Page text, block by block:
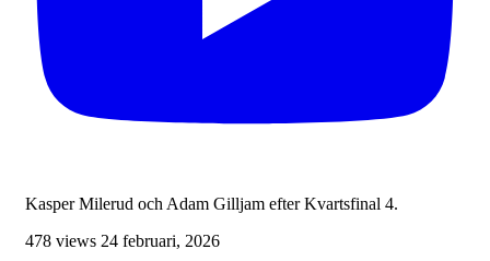
Kasper Milerud och Adam Gilljam efter Kvartsfinal 4.
478 views 24 februari, 2026